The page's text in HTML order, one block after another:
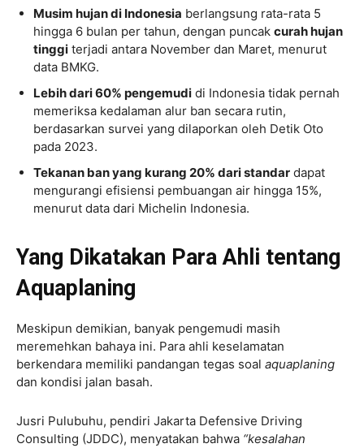
Musim hujan di Indonesia berlangsung rata-rata 5
hingga 6 bulan per tahun, dengan puncak curah hujan
tinggi terjadi antara November dan Maret, menurut
data BMKG.
Lebih dari 60% pengemudi di Indonesia tidak pernah
memeriksa kedalaman alur ban secara rutin,
berdasarkan survei yang dilaporkan oleh Detik Oto
pada 2023.
Tekanan ban yang kurang 20% dari standar dapat
mengurangi efisiensi pembuangan air hingga 15%,
menurut data dari Michelin Indonesia.
Yang Dikatakan Para Ahli tentang
Aquaplaning
Meskipun demikian, banyak pengemudi masih
meremehkan bahaya ini. Para ahli keselamatan
berkendara memiliki pandangan tegas soal aquaplaning
dan kondisi jalan basah.
Jusri Pulubuhu, pendiri Jakarta Defensive Driving
Consulting (JDDC), menyatakan bahwa “kesalahan